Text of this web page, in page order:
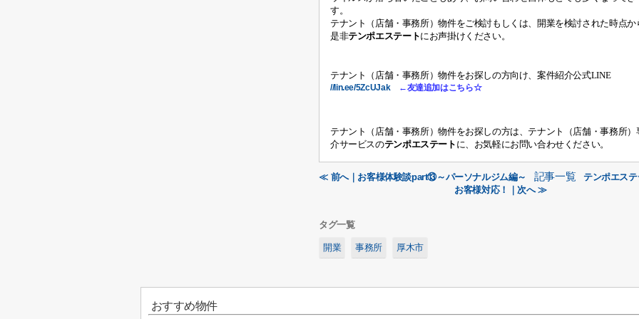
す。
テナント（店舗・事務所）物件をご検討もしくは、開業を検討された時点か
是非テンポエステートにお声掛けください。
テナント（店舗・事務所）物件をお探しの方向け、案件紹介公式LINE
//lin.ee/5ZcUJak←友達追加はこちら☆
テナント（店舗・事務所）物件をお探しの方は、テナント（店舗・事務所）
介サービスのテンポエステート に、お気軽にお問い合わせください。
≪ 前へ｜お客様体験談part⑬～パーソナルジム編～ 記事一覧
テンポエス
お客様対応！｜次へ ≫
タグ一覧
開業 事務所 厚木市
おすすめ物件